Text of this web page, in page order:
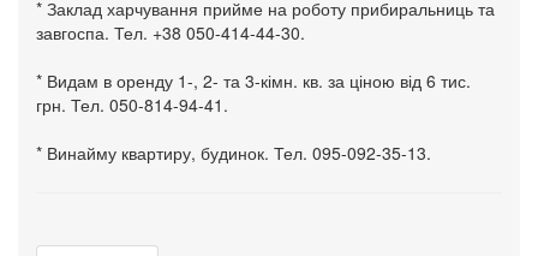
* Заклад харчування прийме на роботу прибиральниць та
завгоспа. Тел. +38 050-414-44-30.
* Видам в оренду 1-, 2- та 3-кімн. кв. за ціною від 6 тис.
грн. Тел. 050-814-94-41.
* Винайму квартиру, будинок. Тел. 095-092-35-13.